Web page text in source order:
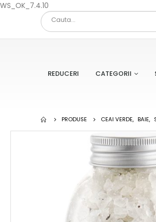
WS_OK_7.4.10
REDUCERI CATEGORII
PRODUSE CEAI VERDE, BAIE,